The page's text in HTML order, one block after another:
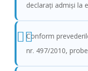
declaraţi admişi la
Conform
nr. 497/2010,